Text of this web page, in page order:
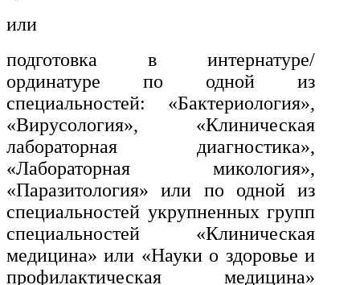
Культура и спорт
Физкультура и спорт
Сервис и туризм
Изобразительное и прикладные
виды искусств
Средства массовой информации
или
подготовка в интернатуре/
ординатуре по одной из
специальностей: «Бактериология»,
«Вирусология», «Клиническая
лабораторная диагностика»,
«Лабораторная микология»,
«Паразитология» или по одной из
специальностей укрупненных групп
специальностей «Клиническая
медицина» или «Науки о здоровье и
профилактическая медицина»